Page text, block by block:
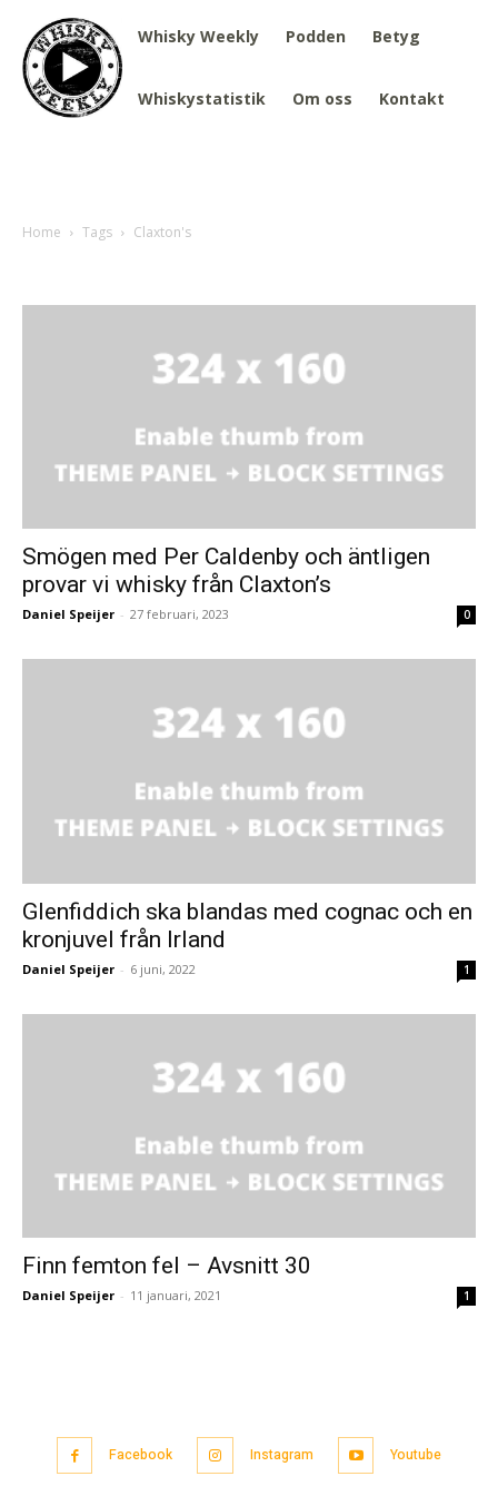
Whisky Weekly Podden Betyg
Whiskystatistik Om oss Kontakt
Home Tags Claxton's
Smögen med Per Caldenby och äntligen
provar vi whisky från Claxton’s
Daniel Speijer - 27 februari, 2023 0
Glenfiddich ska blandas med cognac och en
kronjuvel från Irland
Daniel Speijer - 6 juni, 2022 1
Finn femton fel – Avsnitt 30
Daniel Speijer - 11 januari, 2021 1
Facebook Instagram Youtube